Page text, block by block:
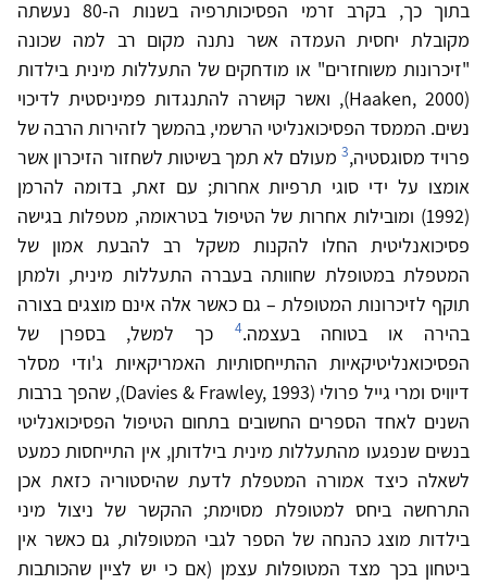
בתוך כך, בקרב זרמי הפסיכותרפיה בשנות ה-80 נעשתה
מקובלת יחסית העמדה אשר נתנה מקום רב למה שכונה
"זיכרונות משוחזרים" או מודחקים של התעללות מינית בילדות
(Haaken, 2000), ואשר קוּשרה להתנגדות פמיניסטית לדיכוי
נשים. הממסד הפסיכואנליטי הרשמי, בהמשך לזהירות הרבה של
פרויד מסוגסטיה,3 מעולם לא תמך בשיטות לשחזור הזיכרון אשר
אומצו על ידי סוגי תרפיות אחרות; עם זאת, בדומה להרמן
(1992) ומובילות אחרות של הטיפול בטראומה, מטפלות בגישה
פסיכואנליטית החלו להקנות משקל רב להבעת אמון של
המטפלת במטופלת שחוותה בעברה התעללות מינית, ולמתן
תוקף לזיכרונות המטופלת – גם כאשר אלה אינם מוצגים בצורה
בהירה או בטוחה בעצמה.4
כך למשל, בספרן של
הפסיכואנליטיקאיות ההתייחסותיות האמריקאיות ג'ודי מסלר
דיוויס ומרי גייל פרולי (Davies & Frawley, 1993), שהפך ברבות
השנים לאחד הספרים החשובים בתחום הטיפול הפסיכואנליטי
בנשים שנפגעו מהתעללות מינית בילדותן, אין התייחסות כמעט
לשאלה כיצד אמורה המטפלת לדעת שהיסטוריה כזאת אכן
התרחשה ביחס למטופלת מסוימת; ההקשר של ניצול מיני
בילדות מוצג כהנחה של הספר לגבי המטופלות, גם כאשר אין
ביטחון בכך מצד המטופלות עצמן (אם כי יש לציין שהכותבות